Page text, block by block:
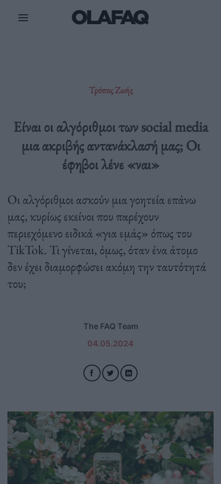
Τρόπος Ζωής
Είναι οι αλγόριθμοι των social media
μια ακριβής αντανάκλασή μας; Οι
έφηβοι λένε «ναι»
Οι αλγόριθμοι ασκούν μια γοητεία επάνω
μας, κυρίως εκείνοι που παρέχουν
περιεχόμενο ειδικά «για εμάς» όπως του
TikTok. Τι γίνεται, όμως, όταν ένα άτομο
δεν έχει διαμορφώσει ακόμη την ταυτότητά
του;
The FAQ Team
04.05.2024